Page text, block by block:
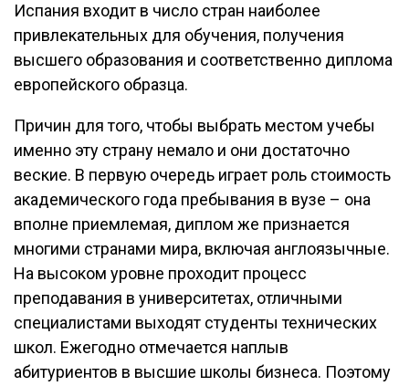
Испания входит в число стран наиболее
привлекательных для обучения, получения
высшего образования и соответственно диплома
европейского образца.
Причин для того, чтобы выбрать местом учебы
именно эту страну немало и они достаточно
веские. В первую очередь играет роль стоимость
академического года пребывания в вузе – она
вполне приемлемая, диплом же признается
многими странами мира, включая англоязычные.
На высоком уровне проходит процесс
преподавания в университетах, отличными
специалистами выходят студенты технических
школ. Ежегодно отмечается наплыв
абитуриентов в высшие школы бизнеса. Поэтому